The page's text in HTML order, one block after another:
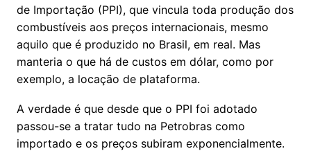
de Importação (PPI), que vincula toda produção dos
combustíveis aos preços internacionais, mesmo
aquilo que é produzido no Brasil, em real. Mas
manteria o que há de custos em dólar, como por
exemplo, a locação de plataforma.
A verdade é que desde que o PPI foi adotado
passou-se a tratar tudo na Petrobras como
importado e os preços subiram exponencialmente.